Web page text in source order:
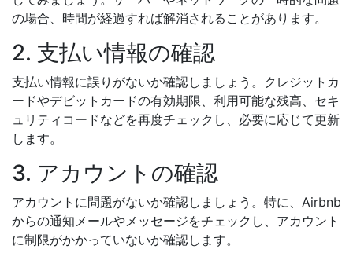
の場合、時間が経過すれば解消されることがあります。
2. 支払い情報の確認
支払い情報に誤りがないか確認しましょう。クレジットカ
ードやデビットカードの有効期限、利用可能な残高、セキ
ュリティコードなどを再度チェックし、必要に応じて更新
します。
3. アカウントの確認
アカウントに問題がないか確認しましょう。特に、Airbnb
からの通知メールやメッセージをチェックし、アカウント
に制限がかかっていないか確認します。